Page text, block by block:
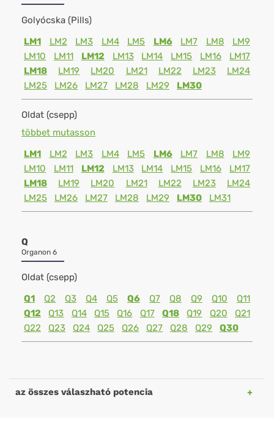
Golyócska (Pills)
LM1
LM2 LM3 LM4 LM5 LM6 LM7 LM8
LM9
LM10
LM11 LM12 LM13 LM14 LM15 LM16
LM17
LM18
LM19 LM20 LM21 LM22 LM23
LM24
LM25
LM26 LM27 LM28 LM29 LM30
Oldat (csepp)
többet mutasson
LM1
LM2 LM3 LM4 LM5 LM6 LM7 LM8
LM9
LM10
LM11 LM12 LM13 LM14 LM15 LM16
LM17
LM18
LM19 LM20 LM21 LM22 LM23
LM24
LM25
LM26 LM27 LM28 LM29 LM30 LM31
Q
Organon 6
Oldat (csepp)
Q1
Q2 Q3 Q4 Q5 Q6 Q7 Q8 Q9 Q10
Q11
Q12
Q13 Q14 Q15 Q16 Q17 Q18 Q19 Q20
Q21
Q22
Q23 Q24 Q25 Q26 Q27 Q28 Q29 Q30
az összes válaszható potencia